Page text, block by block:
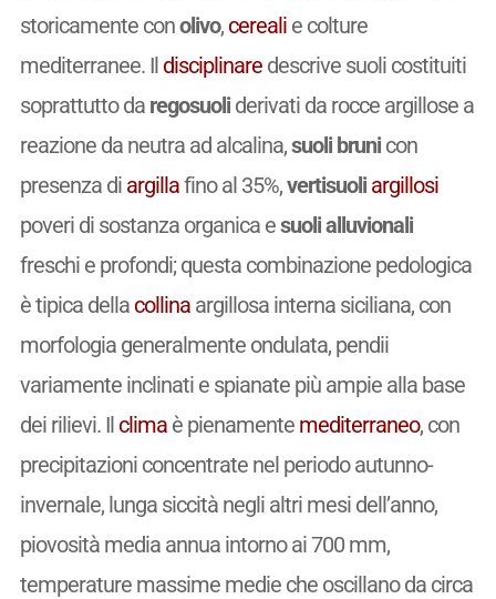
storicamente conolivo, cerealie colture
mediterranee. Il disciplinaredescrive suoli costituiti
soprattutto da regosuoliderivati da rocce argillose a
reazione da neutra ad alcalina,suoli brunicon
presenza di argillafino al 35%,vertisuoli argillosi
poveri di sostanza organica esuoli alluvionali
freschi e profondi; questa combinazione pedologica
è tipica della collinaargillosa interna siciliana, con
morfologia generalmente ondulata, pendii
variamente inclinati e spianate più ampie alla base
dei rilievi. Il climaè pienamente mediterraneo, con
precipitazioni concentrate nel periodo autunno-
invernale, lunga siccità negli altri mesi dell’anno,
piovosità media annua intorno ai 700 mm,
temperature massime medie che oscillano da circa